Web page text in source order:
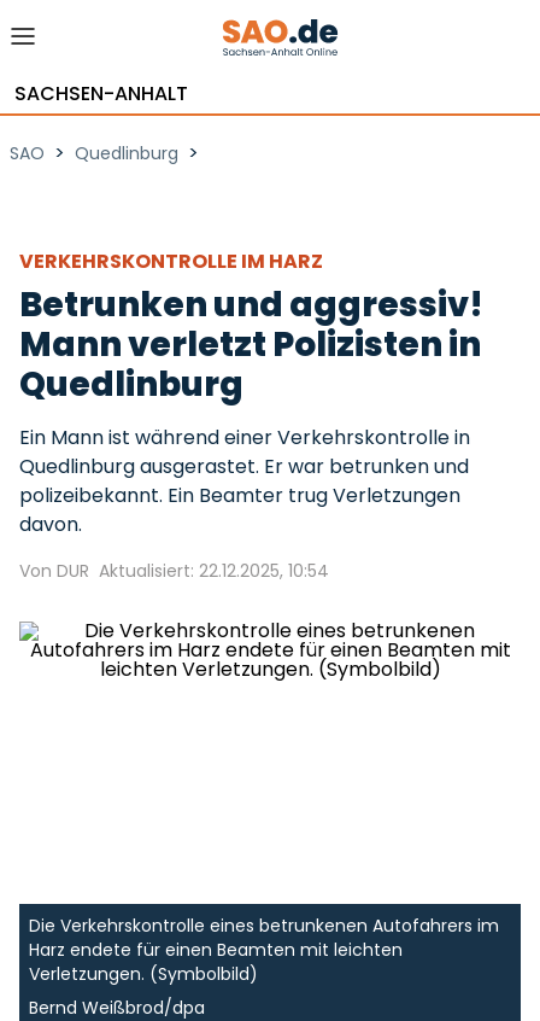
SACHSEN-ANHALT
SAO > Quedlinburg >
VERKEHRSKONTROLLE IM HARZ
Betrunken und aggressiv!
Mann verletzt Polizisten in
Quedlinburg
Ein Mann ist während einer Verkehrskontrolle in
Quedlinburg ausgerastet. Er war betrunken und
polizeibekannt. Ein Beamter trug Verletzungen
davon.
Von DUR Aktualisiert: 22.12.2025, 10:54
Die Verkehrskontrolle eines betrunkenen Autofahrers im
Harz endete für einen Beamten mit leichten
Verletzungen. (Symbolbild)
Bernd Weißbrod/dpa